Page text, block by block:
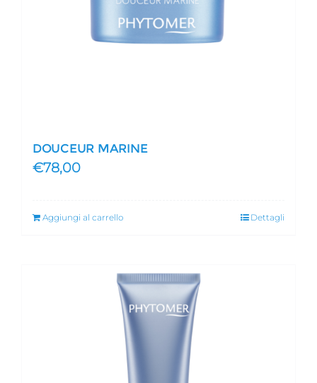
DOUCEUR MARINE
€78,00
Aggiungi al carrello Dettagli